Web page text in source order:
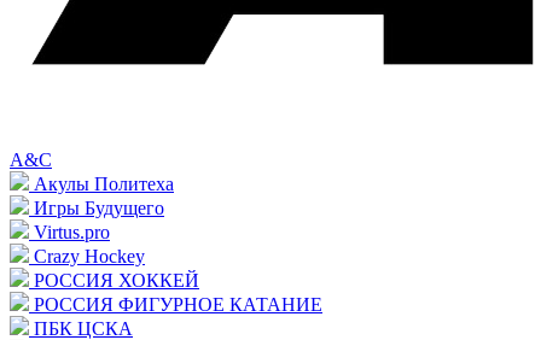
A&C
Акулы Политеха
Игры Будущего
Virtus.pro
Crazy Hockey
РОССИЯ ХОККЕЙ
РОССИЯ ФИГУРНОЕ КАТАНИЕ
ПБК ЦСКА